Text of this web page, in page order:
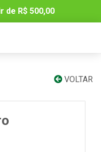
de R$ 500,00
VOLTAR